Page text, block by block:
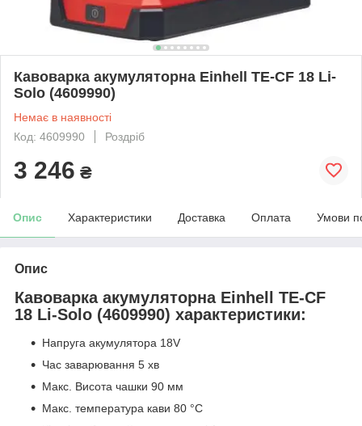
Кавоварка акумуляторна Einhell TE-CF 18 Li-
Solo (4609990)
Немає в наявності
Код: 4609990
Роздріб
3 246 ₴
Опис Характеристики Доставка Оплата Умови
Опис
Кавоварка акумуляторна Einhell TE-CF
18 Li-Solo (4609990) характеристики:
Напруга акумулятора 18V
Час заварювання 5 хв
Макс. Висота чашки 90 мм
Макс. температура кави 80 °С